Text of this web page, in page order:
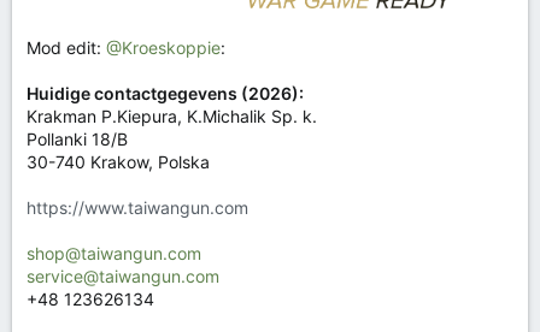
Mod edit: @Kroeskoppie:
Huidige contactgegevens (2026):
Krakman P.Kiepura, K.Michalik Sp. k.
Pollanki 18/B
30-740 Krakow, Polska
https://www.taiwangun.com
shop@taiwangun.com
service@taiwangun.com
+48 123626134